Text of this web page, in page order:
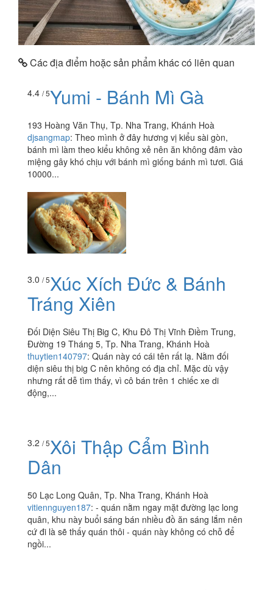
Các địa điểm hoặc sản phẩm khác có liên quan
4.4 / 5Yumi - Bánh Mì Gà
193 Hoàng Văn Thụ, Tp. Nha Trang, Khánh Hoà
djsangmap: Theo mình ở đây hương vị kiểu sài gòn,
bánh mì làm theo kiểu không xẻ nên ăn không đâm vào
miệng gây khó chịu với bánh mì giống bánh mì tươi. Giá
10000...
3.0 / 5Xúc Xích Đức & Bánh
Tráng Xiên
Đối Diện Siêu Thị Big C, Khu Đô Thị Vĩnh Điềm Trung,
Đường 19 Tháng 5, Tp. Nha Trang, Khánh Hoà
thuytien140797: Quán này có cái tên rất lạ. Nằm đối
diện siêu thị big C nên không có địa chỉ. Mặc dù vậy
nhưng rất dễ tìm thấy, vì cô bán trên 1 chiếc xe di
động,...
3.2/ 5Xôi Thập Cẩm Bình
Dân
50 Lạc Long Quân, Tp. Nha Trang, Khánh Hoà